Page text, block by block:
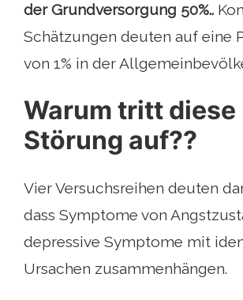
der Grundversorgung 50%..
Schätzungen deuten auf eine
von 1% in der
Warum tritt diese
Störung auf??
Vier Versuchsreihen deuten
dass Symptome von
depressive Symptome mit
Ursachen zusammenhängen.